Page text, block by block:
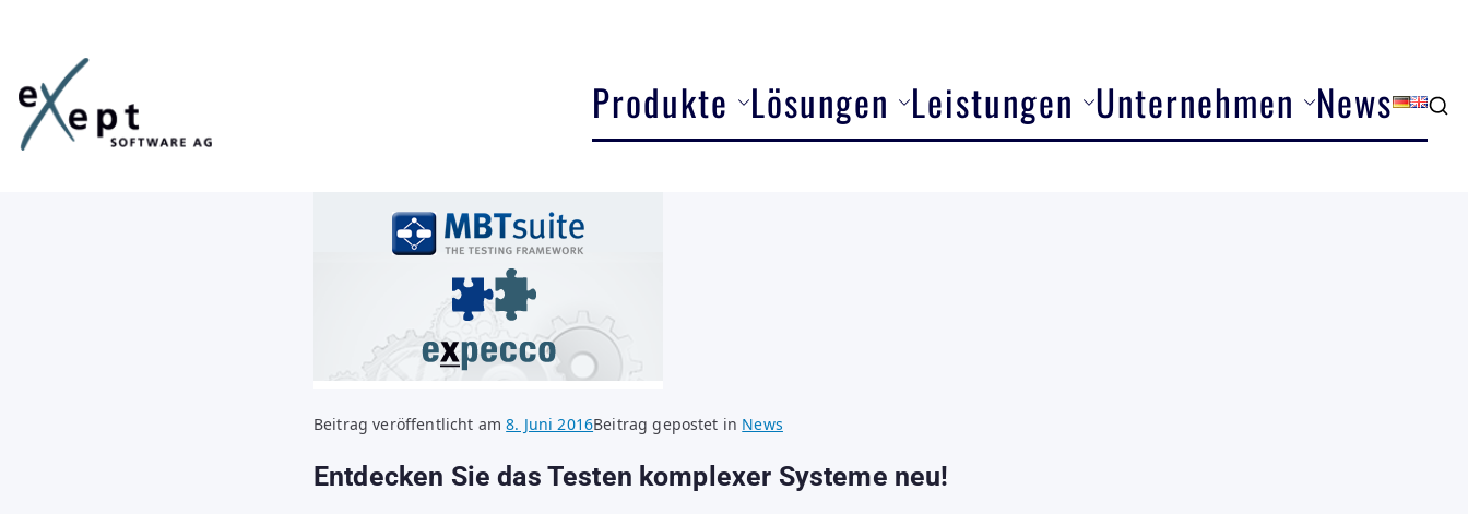
springen
Produkte Lösungen Leistungen Unternehmen News
Beitrag veröffentlicht am8. Juni 2016Beitrag gepostet in News
Entdecken Sie das Testen komplexer Systeme neu!